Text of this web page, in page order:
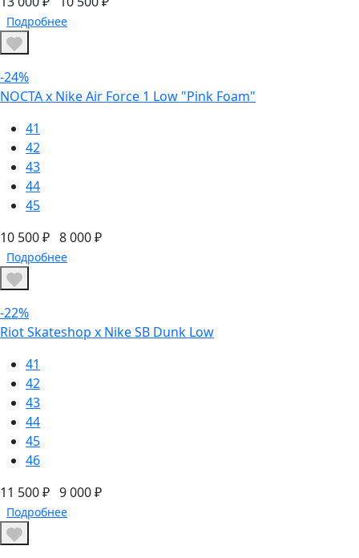
Подробнее
-24%
NOCTA x Nike Air Force 1 Low "Pink Foam"
41
42
43
44
45
10 500 ₽ 8 000 ₽
Подробнее
-22%
Riot Skateshop x Nike SB Dunk Low
41
42
43
44
45
46
11 500 ₽ 9 000 ₽
Подробнее